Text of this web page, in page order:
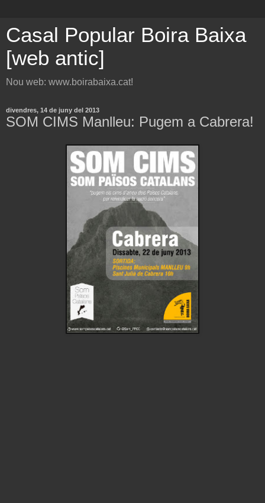
Casal Popular Boira Baixa
[web antic]
Nou web: www.boirabaixa.cat!
divendres, 14 de juny del 2013
SOM CIMS Manlleu: Pugem a Cabrera!